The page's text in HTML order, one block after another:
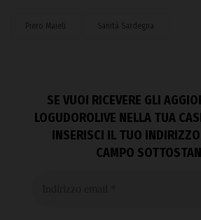
Piero Maieli Sanità Sardegna
SE VUOI RICEVERE GLI
LOGUDOROLIVE NELLA TUA
INSERISCI IL TUO
CAMPO